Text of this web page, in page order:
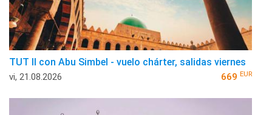
TUT II con Abu Simbel - vuelo chárter, salidas viernes
vi, 21.08.2026 669 EUR